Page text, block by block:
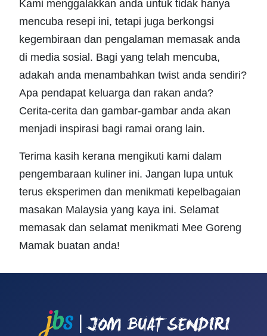
Kami menggalakkan anda untuk tidak hanya
mencuba resepi ini, tetapi juga berkongsi
kegembiraan dan pengalaman memasak anda
di media sosial. Bagi yang telah mencuba,
adakah anda menambahkan twist anda sendiri?
Apa pendapat keluarga dan rakan anda?
Cerita-cerita dan gambar-gambar anda akan
menjadi inspirasi bagi ramai orang lain.
Terima kasih kerana mengikuti kami dalam
pengembaraan kuliner ini. Jangan lupa untuk
terus eksperimen dan menikmati kepelbagaian
masakan Malaysia yang kaya ini. Selamat
memasak dan selamat menikmati Mee Goreng
Mamak buatan anda!